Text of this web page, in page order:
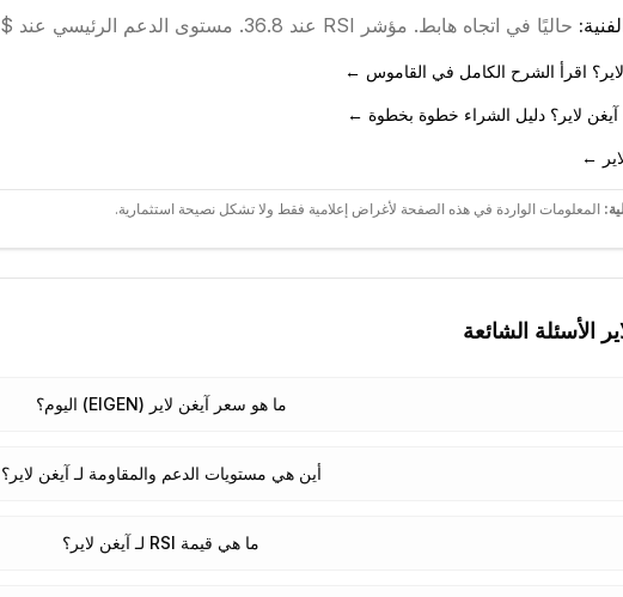
حاليًا في اتجاه هابط. مؤشر RSI عند 36.8. مستوى الدعم الرئيسي عند $0.1764.
اقرأ الشرح الكامل في القاموس ←
آيغن لاير؟ دليل الشراء خطوة بخطوة ←
←
المعلومات الواردة في هذه الصفحة لأغراض إعلامية فقط ولا تشكل نصيحة استثمارية.
الأسئلة الشائعة
ما هو سعر آيغن لاير (EIGEN) اليوم؟
أين هي مستويات الدعم والمقاومة لـ آيغن لاير؟
ما هي قيمة RSI لـ آيغن لاير؟